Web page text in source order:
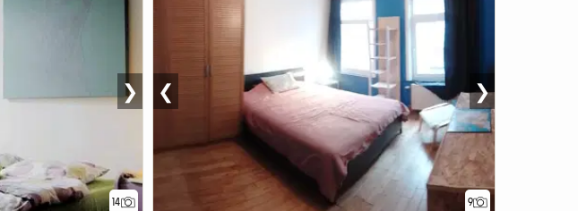
14
❯
9
❮ ❯